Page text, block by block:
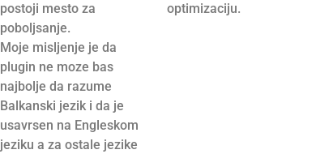
postoji mesto za
poboljsanje.
Moje misljenje je da
plugin ne moze bas
najbolje da razume
Balkanski jezik i da je
usavrsen na Engleskom
jeziku a za ostale jezike
optimizaciju.